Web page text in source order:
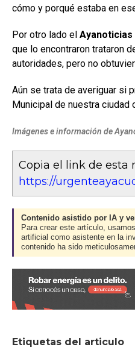
cómo y porqué estaba en
Por otro lado el Ayanoticias
que lo encontraron trataron
autoridades, pero no
Aún se trata de averiguar si
Municipal de nuestra ciudad
Imágenes e información de
Copia el link de esta
https://
Contenido asistido por IA y
Para crear este artículo,
artificial como asistente en la
contenido ha sido
Etiquetas del articulo